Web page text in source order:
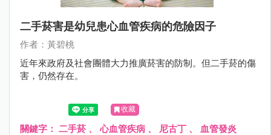
二手菸害是幼兒患心血管疾病的危險因子
作者：黃碧桃
近年來政府及社會團體大力推廣菸害的防制。但二手菸的傷
害，仍然存在。
收藏
關鍵字： 二手菸 、心血管疾病 、 尼古丁 、 血管發炎